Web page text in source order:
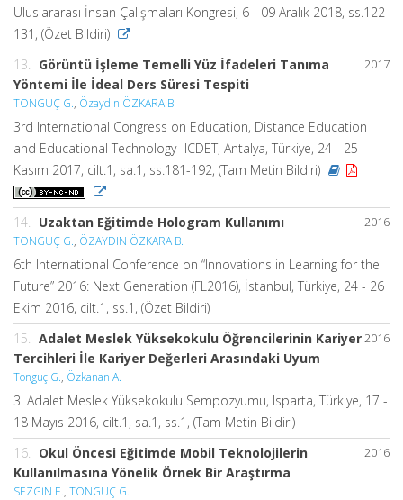
Uluslararası İnsan Çalışmaları Kongresi, 6 - 09 Aralık 2018, ss.122-
131, (Özet Bildiri)
2017
13.
Görüntü İşleme Temelli Yüz İfadeleri Tanıma
Yöntemi İle İdeal Ders Süresi Tespiti
TONGUÇ G., Özaydın ÖZKARA B.
3rd International Congress on Education, Distance Education
and Educational Technology- ICDET, Antalya, Türkiye, 24 - 25
Kasım 2017, cilt.1, sa.1, ss.181-192, (Tam Metin Bildiri)
2016
14. Uzaktan Eğitimde Hologram Kullanımı
TONGUÇ G., ÖZAYDIN ÖZKARA B.
6th International Conference on “Innovations in Learning for the
Future” 2016: Next Generation (FL2016), İstanbul, Türkiye, 24 - 26
Ekim 2016, cilt.1, ss.1, (Özet Bildiri)
2016
15.
Adalet Meslek Yüksekokulu Öğrencilerinin Kariyer
Tercihleri İle Kariyer Değerleri Arasındaki Uyum
Tonguç G., Özkanan A.
3. Adalet Meslek Yüksekokulu Sempozyumu, Isparta, Türkiye, 17 -
18 Mayıs 2016, cilt.1, sa.1, ss.1, (Tam Metin Bildiri)
2016
16.
Okul Öncesi Eğitimde Mobil Teknolojilerin
Kullanılmasına Yönelik Örnek Bir Araştırma
SEZGİN E., TONGUÇ G.